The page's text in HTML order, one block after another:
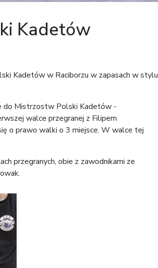
Kadetów
Kadetów w Raciborzu w zapasach w stylu
do Mistrzostw Polski Kadetów -
walce przegranej z Filipem
o prawo walki o 3 miejsce. W walce tej
przegranych, obie z zawodnikami ze